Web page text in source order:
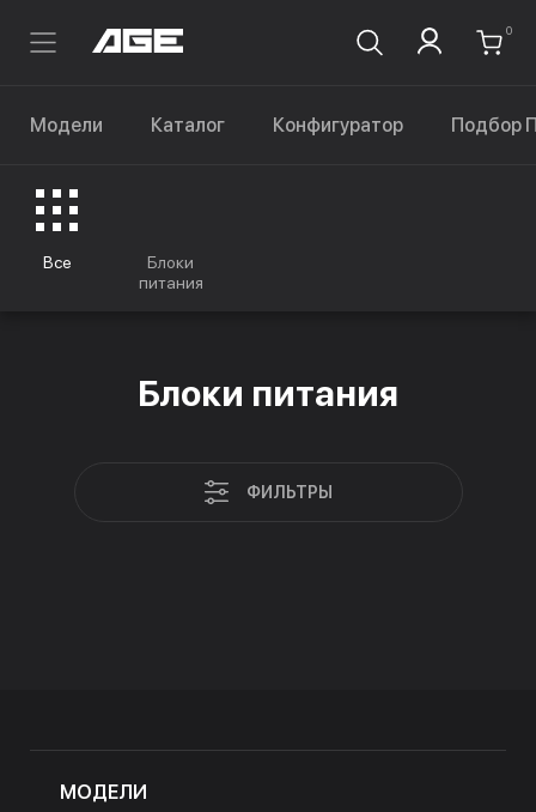
0
Модели Каталог Конфигуратор Подбор
Все
Блоки
питания
Блоки питания
ФИЛЬТРЫ
МОДЕЛИ